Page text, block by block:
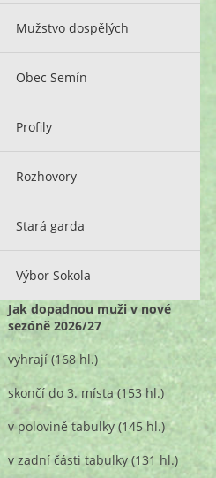
Mužstvo dospělých
Obec Semín
Profily
Rozhovory
Stará garda
Výbor Sokola
Jak dopadnou muži v nové
sezóně 2026/27
vyhrají (168 hl.)
skončí do 3. místa(153 hl.)
v polovině tabulky (145 hl.)
v zadní části tabulky (131 hl.)